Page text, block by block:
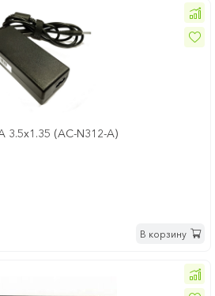
3.5x1.35 (AC-N312-A)
В корзину